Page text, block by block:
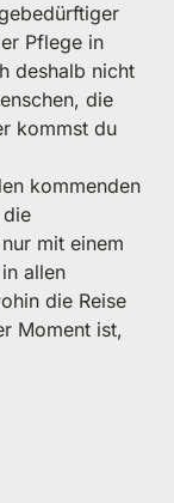
Pflege in
deshalb nicht
die
kommst du
kommenden
mit einem
allen
die Reise
Moment ist,